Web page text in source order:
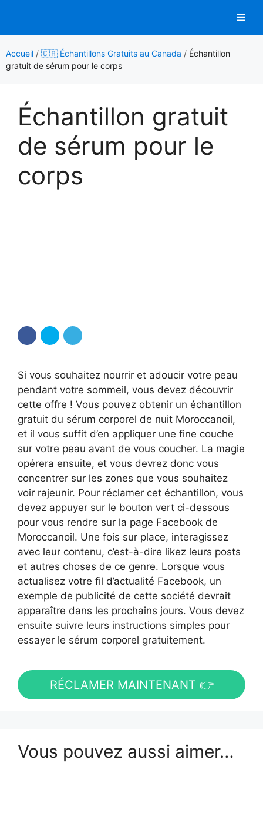
contenu
Accueil / 🇨🇦 Échantillons Gratuits au Canada / Échantillon
gratuit de sérum pour le corps
Échantillon gratuit
de sérum pour le
corps
Si vous souhaitez nourrir et adoucir votre peau
pendant votre sommeil, vous devez découvrir
cette offre ! Vous pouvez obtenir un échantillon
gratuit du sérum corporel de nuit Moroccanoil,
et il vous suffit d’en appliquer une fine couche
sur votre peau avant de vous coucher. La magie
opérera ensuite, et vous devrez donc vous
concentrer sur les zones que vous souhaitez
voir rajeunir. Pour réclamer cet échantillon, vous
devez appuyer sur le bouton vert ci-dessous
pour vous rendre sur la page Facebook de
Moroccanoil. Une fois sur place, interagissez
avec leur contenu, c’est-à-dire likez leurs posts
et autres choses de ce genre. Lorsque vous
actualisez votre fil d’actualité Facebook, un
exemple de publicité de cette société devrait
apparaître dans les prochains jours. Vous devez
ensuite suivre leurs instructions simples pour
essayer le sérum corporel gratuitement.
RÉCLAMER MAINTENANT 👉
Vous pouvez aussi aimer…